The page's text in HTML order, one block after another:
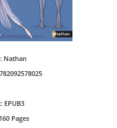
Nathan
EPUB3
160 Pages